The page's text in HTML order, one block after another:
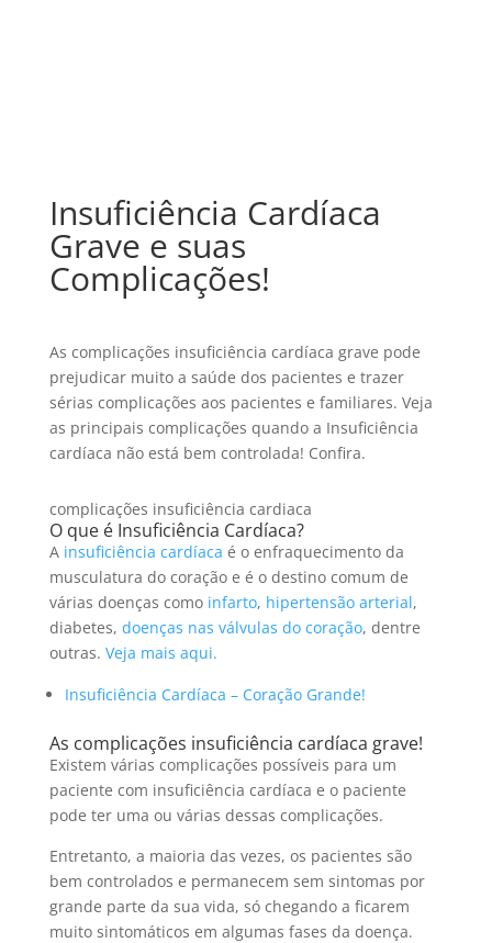
Insuficiência Cardíaca
Grave e suas
Complicações!
As complicações insuficiência cardíaca grave pode
prejudicar muito a saúde dos pacientes e trazer
sérias complicações aos pacientes e familiares. Veja
as principais complicações quando a Insuficiência
cardíaca não está bem controlada! Confira.
complicações insuficiência cardiaca
O que é Insuficiência Cardíaca?
A insuficiência cardíaca é o enfraquecimento da
musculatura do coração e é o destino comum de
várias doenças como infarto, hipertensão arterial,
diabetes, doenças nas válvulas do coração, dentre
outras. Veja mais aqui.
Insuficiência Cardíaca – Coração Grande!
As complicações insuficiência cardíaca grave!
Existem várias complicações possíveis para um
paciente com insuficiência cardíaca e o paciente
pode ter uma ou várias dessas complicações.
Entretanto, a maioria das vezes, os pacientes são
bem controlados e permanecem sem sintomas por
grande parte da sua vida, só chegando a ficarem
muito sintomáticos em algumas fases da doença.